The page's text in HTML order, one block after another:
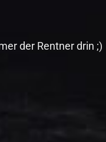
der Rentner drin ;)